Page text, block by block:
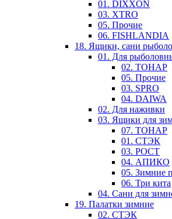
01. DIXXON
03. XTRO
05. Прочие
06. FISHLANDIA
18. Ящики, сани
01. Для
02. ТОНАР
05. Прочие
03. SPRO
04. DAIWA
02. Для наживки
03. Ящики для
07. ТОНАР
01. СТЭК
03. РОСТ
04. АПИКО
05. Зимние
06. Три кита
04. Сани для
19. Палатки зимние
02. СТЭК